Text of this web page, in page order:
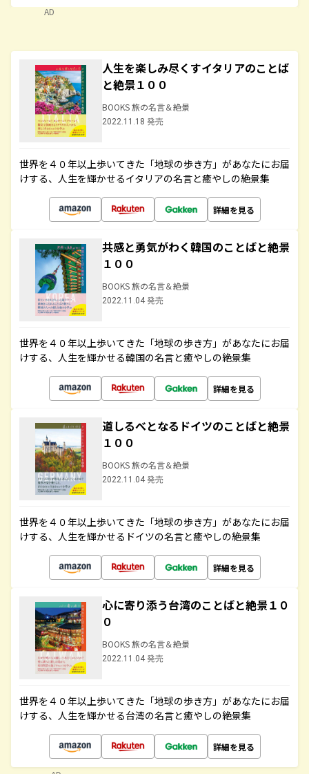
AD
人生を楽しみ尽くすイタリアのことば
と絶景１００
BOOKS 旅の名言＆絶景
2022.11.18 発売
世界を４０年以上歩いてきた「地球の歩き方」があなたにお届
けする、人生を輝かせるイタリアの名言と癒やしの絶景集
詳細を見る
共感と勇気がわく韓国のことばと絶景
１００
BOOKS 旅の名言＆絶景
2022.11.04 発売
世界を４０年以上歩いてきた「地球の歩き方」があなたにお届
けする、人生を輝かせる韓国の名言と癒やしの絶景集
詳細を見る
道しるべとなるドイツのことばと絶景
１００
BOOKS 旅の名言＆絶景
2022.11.04 発売
世界を４０年以上歩いてきた「地球の歩き方」があなたにお届
けする、人生を輝かせるドイツの名言と癒やしの絶景集
詳細を見る
心に寄り添う台湾のことばと絶景１０
０
BOOKS 旅の名言＆絶景
2022.11.04 発売
世界を４０年以上歩いてきた「地球の歩き方」があなたにお届
けする、人生を輝かせる台湾の名言と癒やしの絶景集
詳細を見る